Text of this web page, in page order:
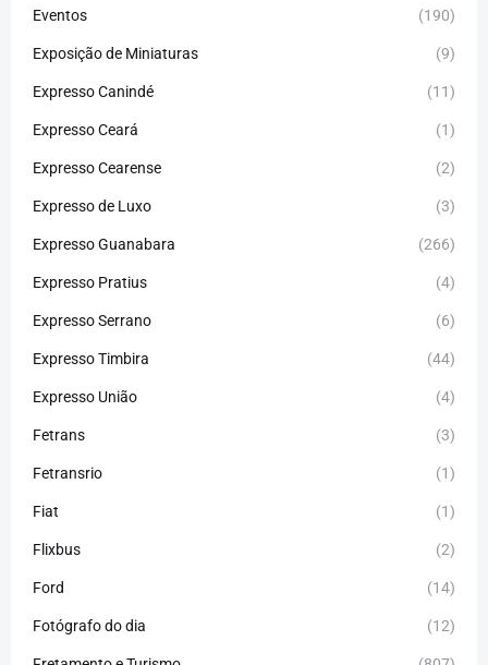
Eventos (190)
Exposição de Miniaturas (9)
Expresso Canindé (11)
Expresso Ceará (1)
Expresso Cearense (2)
Expresso de Luxo (3)
Expresso Guanabara (266)
Expresso Pratius (4)
Expresso Serrano (6)
Expresso Timbira (44)
Expresso União (4)
Fetrans (3)
Fetransrio (1)
Fiat (1)
Flixbus (2)
Ford (14)
Fotógrafo do dia (12)